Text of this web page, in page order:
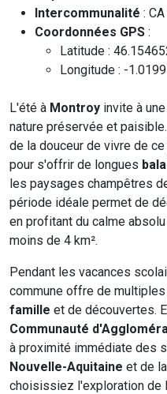
Intercommunalité :
Coordonnées GPS :
Latitude :
Longitude : -
L'été à Montroy invite à
nature préservée et
de la douceur de vivre de
pour s'offrir de longues
les paysages champêtres
période idéale permet de
en profitant du calme
moins de 4 km².
Pendant les vacances
commune offre de
famille et de découvertes.
Communauté
à proximité immédiate des
Nouvelle-Aquitaine et de
choisissiez l'exploration de